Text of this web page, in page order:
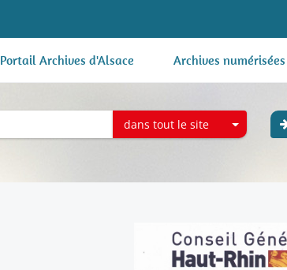
Portail Archives d'Alsace Archives numérisées
dans tout le site